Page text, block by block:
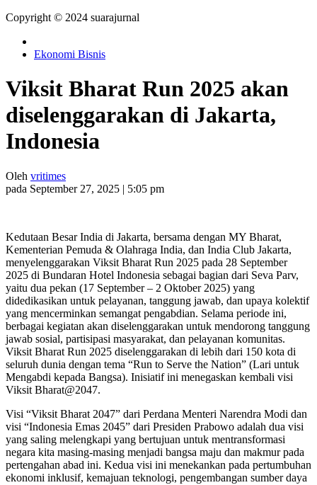
Copyright © 2024 suarajurnal
Ekonomi Bisnis
Viksit Bharat Run 2025 akan
diselenggarakan di Jakarta,
Indonesia
Oleh vritimes
pada September 27, 2025 | 5:05 pm
Kedutaan Besar India di Jakarta, bersama dengan MY Bharat,
Kementerian Pemuda & Olahraga India, dan India Club Jakarta,
menyelenggarakan Viksit Bharat Run 2025 pada 28 September
2025 di Bundaran Hotel Indonesia sebagai bagian dari Seva Parv,
yaitu dua pekan (17 September – 2 Oktober 2025) yang
didedikasikan untuk pelayanan, tanggung jawab, dan upaya kolektif
yang mencerminkan semangat pengabdian. Selama periode ini,
berbagai kegiatan akan diselenggarakan untuk mendorong tanggung
jawab sosial, partisipasi masyarakat, dan pelayanan komunitas.
Viksit Bharat Run 2025 diselenggarakan di lebih dari 150 kota di
seluruh dunia dengan tema “Run to Serve the Nation” (Lari untuk
Mengabdi kepada Bangsa). Inisiatif ini menegaskan kembali visi
Viksit Bharat@2047.
Visi “Viksit Bharat 2047” dari Perdana Menteri Narendra Modi dan
visi “Indonesia Emas 2045” dari Presiden Prabowo adalah dua visi
yang saling melengkapi yang bertujuan untuk mentransformasi
negara kita masing-masing menjadi bangsa maju dan makmur pada
pertengahan abad ini. Kedua visi ini menekankan pada pertumbuhan
ekonomi inklusif, kemajuan teknologi, pengembangan sumber daya